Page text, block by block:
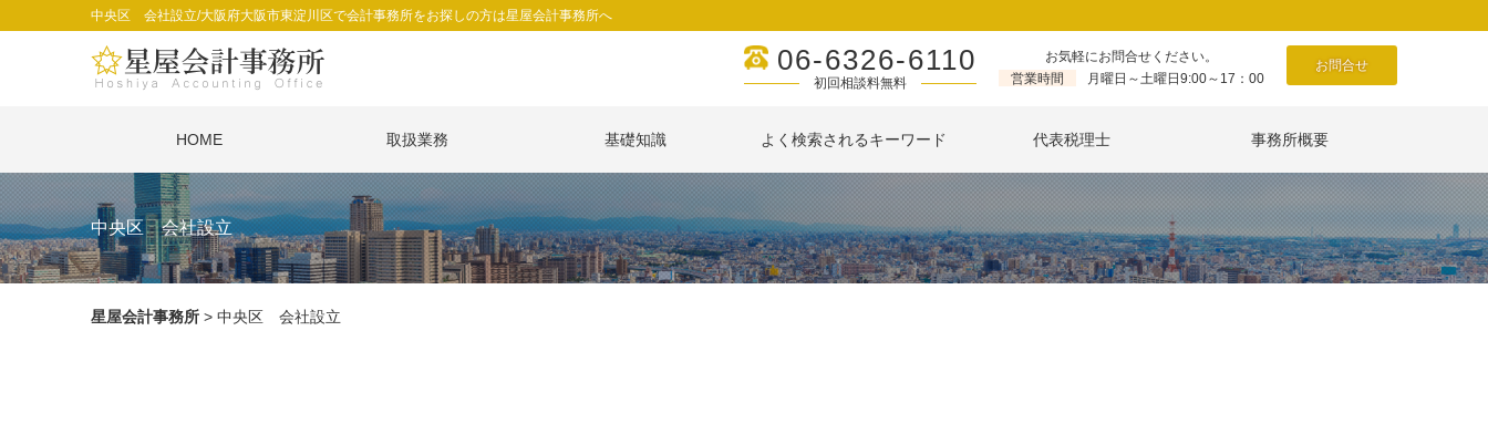
中央区 会社設立/大阪府大阪市東淀川区で会計事務所をお探しの方は星屋会計事務所へ
06-6326-6110
初回相談料無料
お気軽にお問合せください。
営業時間
月曜日～土曜日9:00～17：00
お問合せ
HOME 取扱業務 基礎知識 よく検索されるキーワード 代表税理士 事務所概要
中央区 会社設立
星屋会計事務所 > 中央区 会社設立